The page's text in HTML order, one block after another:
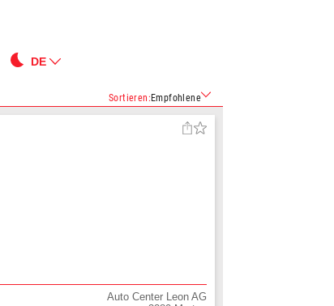
DE
Sortieren : Empfohlene
Auto Center Leon AG